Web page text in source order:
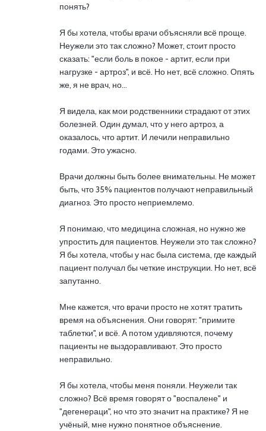
понять?
Я бы хотела, чтобы врачи объясняли всё проще.
Неужели это так сложно? Может, стоит просто
сказать: "если боль в покое - артит, если при
нагрузке - артроз", и всё. Но нет, всё сложно. Опять
же, я не врач, но...
Я видела, как мои родственники страдают от этих
болезней. Один думал, что у него артроз, а
оказалось, что артит. И лечили неправильно
годами. Это ужасно.
Врачи должны быть более внимательны. Не может
быть, что 35% пациентов получают неправильный
диагноз. Это просто неприемлемо.
Я понимаю, что медицина сложная, но нужно же
упростить для пациентов. Неужели это так сложно?
Я бы хотела, чтобы у нас была система, где каждый
пациент получал бы четкие инструкции. Но нет, всё
запутанно.
Мне кажется, что врачи просто не хотят тратить
время на объяснения. Они говорят: "примите
таблетки", и всё. А потом удивляются, почему
пациенты не выздоравливают. Это просто
неправильно.
Я бы хотела, чтобы меня поняли. Неужели так
сложно? Всё время говорят о "воспалене" и
"дегенераци", но что это значит на практике? Я не
учёный, мне нужно понятное объяснение.